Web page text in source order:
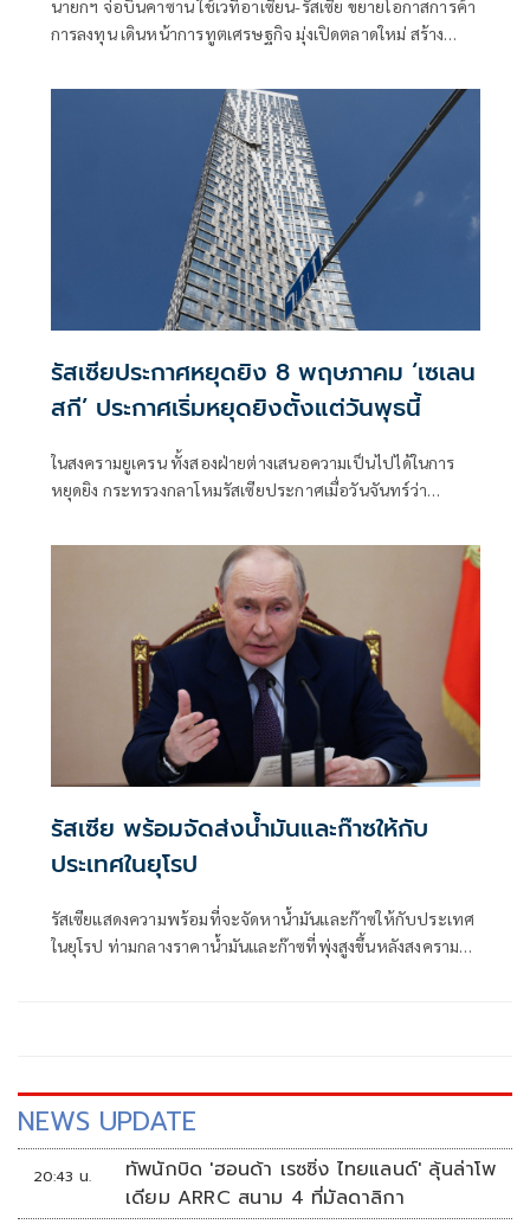
นายกฯ จ่อบินคาซาน ใช้เวทีอาเซียน-รัสเซีย ขยายโอกาสการค้า
การลงทุน เดินหน้าการทูตเศรษฐกิจ มุ่งเปิดตลาดใหม่ สร้าง
รัสเซียประกาศหยุดยิง 8 พฤษภาคม ‘เซเลน
สกี’ ประกาศเริ่มหยุดยิงตั้งแต่วันพุธนี้
ในสงครามยูเครน ทั้งสองฝ่ายต่างเสนอความเป็นไปได้ในการ
หยุดยิง กระทรวงกลาโหมรัสเซียประกาศเมื่อวันจันทร์ว่า
รอบการสิ้นสุดสงครามโลกครั้งที่สองในวันที่ 8 และ 9
รัสเซีย พร้อมจัดส่งน้ำมันและก๊าซให้กับ
ประเทศในยุโรป
รัสเซียแสดงความพร้อมที่จะจัดหาน้ำมันและก๊าซให้กับประเทศ
ในยุโรป ท่ามกลางราคาน้ำมันและก๊าซที่พุ่งสูงขึ้นหลังสงคราม
NEWS UPDATE
20:43 น.
ทัพนักบิด 'ฮอนด้า เรซซิ่ง ไทยแลนด์' ลุ้นล่าโพ
เดียม ARRC สนาม 4 ที่มัลดาลิกา